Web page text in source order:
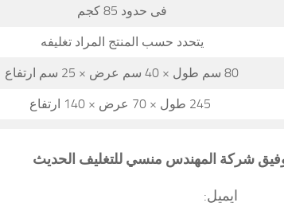
فى حدود 85 كجم
يتحدد حسب المنتج المراد تغليفه
80 سم طول × 40 سم عرض × 25 سم ارتفاع
شركة المهندس منسي للتغليف الحديث
ايميل: